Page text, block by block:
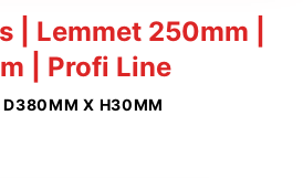
MERKEN
CONTACT
| Lemmet 250mm |
| Profi Line
X H30MM